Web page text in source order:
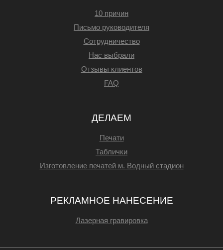
10 причин
Письмо руководителя
Сотрудничество
Нас выбрали
Отзывы клиентов
FAQ
ДЕЛАЕМ
Печати
Таблички
Изготовление печатей м. Водный стадион
РЕКЛАМНОЕ НАНЕСЕНИЕ
Лазерная гравировка